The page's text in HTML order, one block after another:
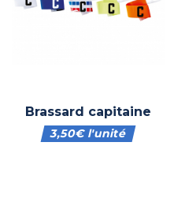
Brassard capitaine
3,50€l'unité